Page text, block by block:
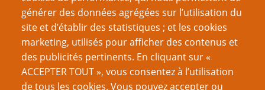
générer des données agrégées sur l’utilisation du
site et d’établir des statistiques ; et les cookies
marketing, utilisés pour afficher des contenus et
des publicités pertinents. En cliquant sur «
ACCEPTER TOUT », vous consentez à l’utilisation
de tous les cookies. Vous pouvez accepter ou
Mouseburning
Les étapes d'évolution d'un groupe de JdR
VOUS AIMEREZ AUSSI
Des septuagénaires jouent au JdR pour la première